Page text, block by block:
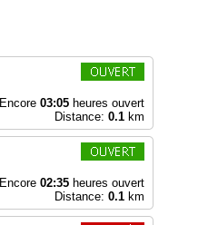
Encore 03:05heures ouvert
Distance: 0.1km
Encore 02:35heures ouvert
Distance: 0.1km